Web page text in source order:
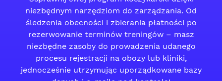
niezbędnym narzędziom do zarządzania. Od
śledzenia obecności i zbierania płatności po
rezerwowanie terminów treningów – masz
niezbędne zasoby do prowadzenia udanego
procesu rejestracji na obozy lub kliniki,
jednocześnie utrzymując uporządkowane bazy